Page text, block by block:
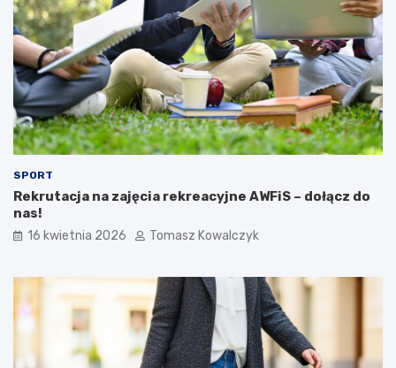
SPORT
Rekrutacja na zajęcia rekreacyjne AWFiS – dołącz do
nas!
16 kwietnia 2026 Tomasz Kowalczyk